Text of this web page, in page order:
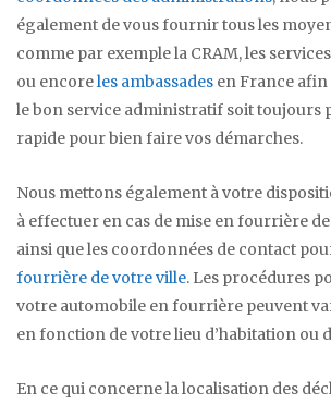
également de vous fournir tous les
comme par exemple la CRAM, les
ou encoreles ambassades en France
le bon service administratif soit toujours
rapide pour bien faire vos démarches.
Nous mettons également à votre
à effectuer en cas de mise en fourrière
ainsi que les coordonnées de contact
fourrière de votre ville. Les procédures
votre automobile en fourrière peuvent
en fonction de votre lieu d’habitation ou
En ce qui concerne la localisation des